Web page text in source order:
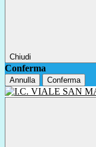
Chiudi
Conferma
Annulla Conferma